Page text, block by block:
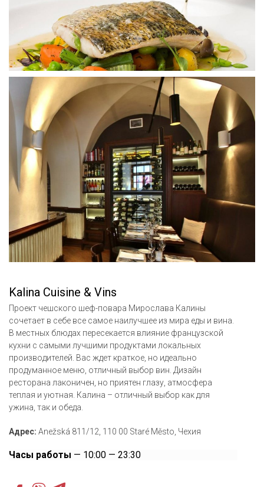
Kalina Сuisine & Vins
Проект чешского шеф-повара Мирослава Калины
сочетает в себе все самое наилучшее из мира еды и вина.
В местных блюдах пересекается влияние французской
кухни с самыми лучшими продуктами локальных
производителей. Вас ждет краткое, но идеально
продуманное меню, отличный выбор вин. Дизайн
ресторана лаконичен, но приятен глазу, атмосфера
теплая и уютная. Калина – отличный выбор как для
ужина, так и обеда.
Адрес: Anežská 811/12, 110 00 Staré Město, Чехия
Часы работы — 10:00 — 23:30